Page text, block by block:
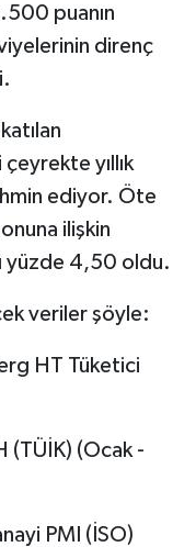
puanın
direnç
yıllık
ediyor. Öte
ilişkin
yüzde 4,50 oldu.
veriler şöyle:
HT Tüketici
(TÜİK) (Ocak -
PMI (İSO)